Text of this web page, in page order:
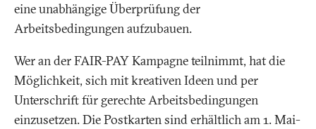
eine unabhängige Überprüfung der
Arbeitsbedingungen aufzubauen.
Wer an der FAIR-PAY Kampagne teilnimmt, hat die
Möglichkeit, sich mit kreativen Ideen und per
Unterschrift für gerechte Arbeitsbedingungen
einzusetzen. Die Postkarten sind erhältlich am 1. Mai-